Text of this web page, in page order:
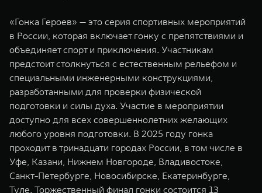
«Гонка Героев» — это серия спортивных мероприятий
в России, которая включает гонку с препятствиями и
объединяет спорт и приключения. Участникам
предстоит столкнуться с естественным рельефом и
специальными инженерными конструкциями,
разработанными для проверки физической
подготовки и силы духа. Участие в мероприятии
доступно для всех совершеннолетних желающих
любого уровня подготовки. В 2025 году гонка
проходит в тринадцати городах России, в том числе в
Уфе, Казани, Нижнем Новгороде, Владивостоке,
Санкт-Петербурге, Новосибирске, Екатеринбурге,
Туле. Торжественный финал гонки состоится 13